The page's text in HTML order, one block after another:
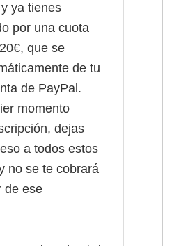
ya tienes
por una cuota
que se
de tu
de PayPal.
momento
dejas
a todos estos
no se te cobrará
de ese